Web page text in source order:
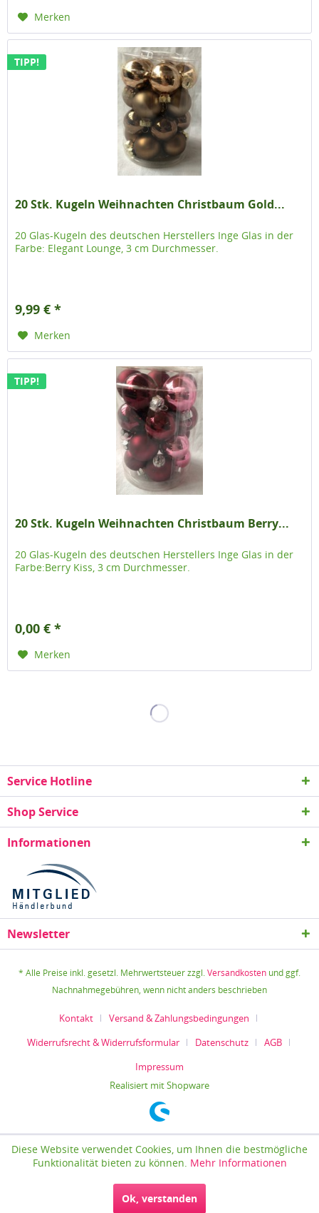
Merken
TIPP!
20 Stk. Kugeln Weihnachten Christbaum Gold...
20 Glas-Kugeln des deutschen Herstellers Inge Glas in der
Farbe: Elegant Lounge, 3 cm Durchmesser.
9,99 € *
Merken
TIPP!
20 Stk. Kugeln Weihnachten Christbaum Berry...
20 Glas-Kugeln des deutschen Herstellers Inge Glas in der
Farbe:Berry Kiss, 3 cm Durchmesser.
0,00 € *
Merken
Service Hotline
Shop Service
Informationen
Newsletter
* Alle Preise inkl. gesetzl. Mehrwertsteuer zzgl.Versandkosten und ggf.
Nachnahmegebühren, wenn nicht anders beschrieben
Kontakt
Versand & Zahlungsbedingungen
Widerrufsrecht & Widerrufsformular
Datenschutz
AGB
Impressum
Realisiert mit Shopware
Diese Website verwendet Cookies, um Ihnen die bestmögliche
Funktionalität bieten zu können. Mehr Informationen
Ok, verstanden